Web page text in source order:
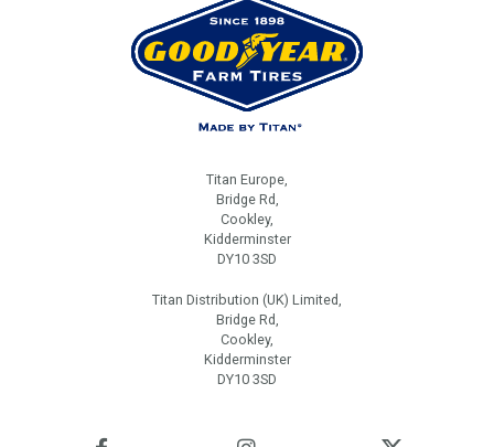
Titan Europe,
Bridge Rd,
Cookley,
Kidderminster
DY10 3SD
Titan Distribution (UK) Limited,
Bridge Rd,
Cookley,
Kidderminster
DY10 3SD